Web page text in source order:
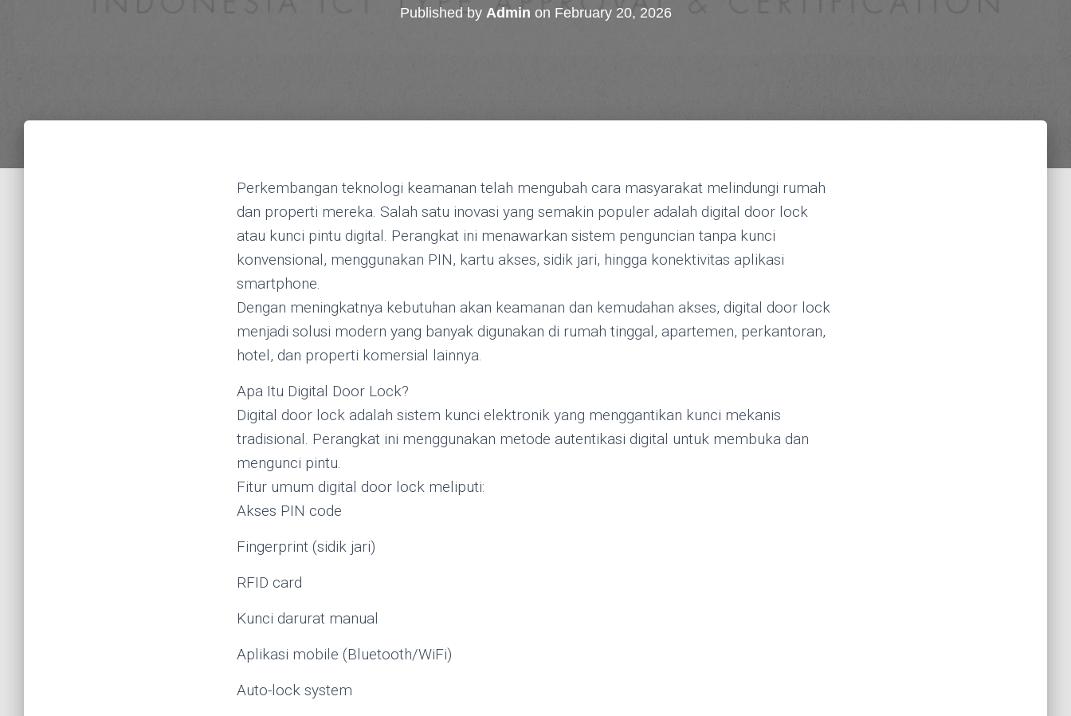
Published by Admin on February 20, 2026
Perkembangan teknologi keamanan telah mengubah cara masyarakat melindungi rumah
dan properti mereka. Salah satu inovasi yang semakin populer adalah digital door lock
atau kunci pintu digital. Perangkat ini menawarkan sistem penguncian tanpa kunci
konvensional, menggunakan PIN, kartu akses, sidik jari, hingga konektivitas aplikasi
smartphone.
Dengan meningkatnya kebutuhan akan keamanan dan kemudahan akses, digital door lock
menjadi solusi modern yang banyak digunakan di rumah tinggal, apartemen, perkantoran,
hotel, dan properti komersial lainnya.
Apa Itu Digital Door Lock?
Digital door lock adalah sistem kunci elektronik yang menggantikan kunci mekanis
tradisional. Perangkat ini menggunakan metode autentikasi digital untuk membuka dan
mengunci pintu.
Fitur umum digital door lock meliputi:
Akses PIN code
Fingerprint (sidik jari)
RFID card
Kunci darurat manual
Aplikasi mobile (Bluetooth/WiFi)
Auto-lock system